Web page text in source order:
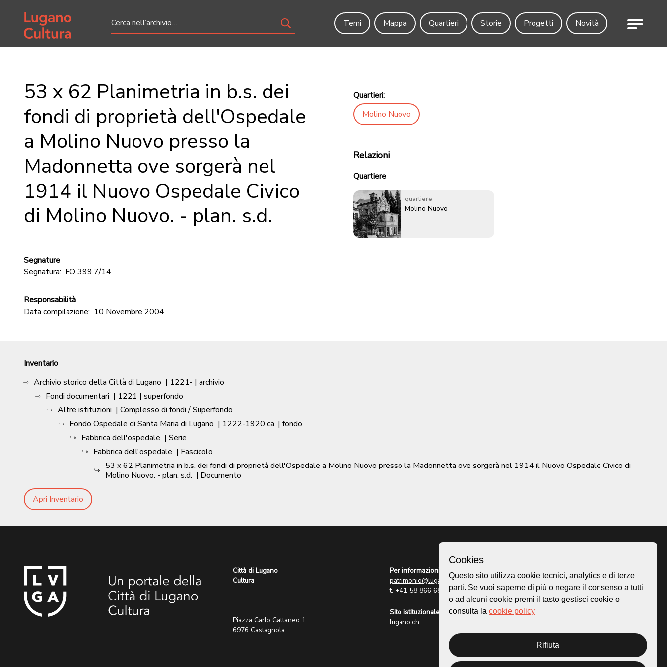
Home page
Temi
Mappa Quartieri Storie Progetti Novità Menu
53 x 62 Planimetria in b.s. dei
fondi di proprietà dell'Ospedale
a Molino Nuovo presso la
Madonnetta ove sorgerà nel
1914 il Nuovo Ospedale Civico
di Molino Nuovo. - plan. s.d.
Segnature
Segnatura: FO 399.7/14
Responsabilità
Data compilazione: 10 Novembre 2004
Quartieri:
Molino Nuovo
Relazioni
Quartiere
quartiere
Molino Nuovo
Inventario
Archivio storico della Città di Lugano | 1221- | archivio
Fondi documentari | 1221 | superfondo
Altre istituzioni | Complesso di fondi / Superfondo
Fondo Ospedale di Santa Maria di Lugano | 1222-1920 ca. | fondo
Fabbrica dell'ospedale | Serie
Fabbrica dell'ospedale | Fascicolo
53 x 62 Planimetria in b.s. dei fondi di proprietà dell'Ospedale a Molino Nuovo presso la Madonnetta ove sorgerà nel 1914 il Nuovo Ospedale Civico di
Molino Nuovo. - plan. s.d. | Documento
Apri Inventario
Città di Lugano
Cultura
Piazza Carlo Cattaneo 1
6976 Castagnola
Per informazioni:
patrimonio@lugano.ch
t. +41 58 866 68 50
Sito istituzionale:
lugano.ch
Homepage
Mappa
Storie
Cookies
Questo sito utilizza cookie tecnici, analytics e di terze
parti. Se vuoi saperne di più o negare il consenso a tutti
o ad alcuni cookie premi il tasto gestisci cookie o
consulta la cookie policy
Rifiuta